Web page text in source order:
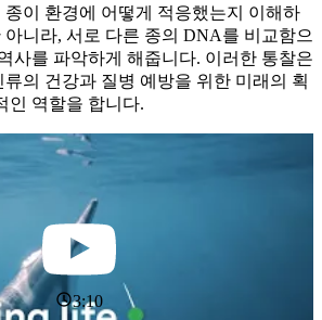
종이 환경에 어떻게 적응했는지 이해하
아니라, 서로 다른 종의 DNA를 비교함으
사를 파악하게 해줍니다. 이러한 통찰은
류의 건강과 질병 예방을 위한 미래의 획
인 역할을 합니다.
3:10